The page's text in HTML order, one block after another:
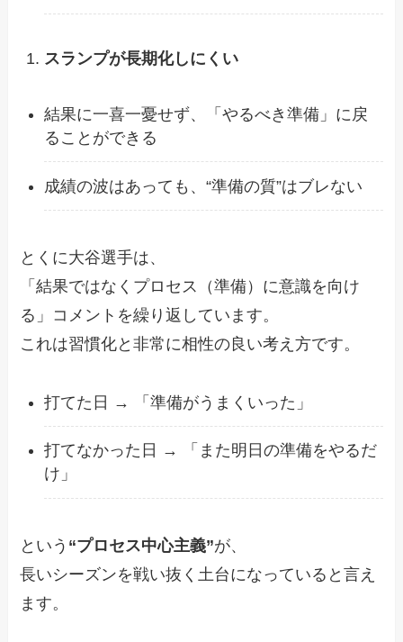
スランプが長期化しにくい
結果に一喜一憂せず、「やるべき準備」に戻
ることができる
成績の波はあっても、“準備の質”はブレない
とくに大谷選手は、
「結果ではなくプロセス（準備）に意識を向け
る」コメントを繰り返しています。
これは習慣化と非常に相性の良い考え方です。
打てた日 → 「準備がうまくいった」
打てなかった日 → 「また明日の準備をやるだ
け」
という “プロセス中心主義”が、
長いシーズンを戦い抜く土台になっていると言え
ます。